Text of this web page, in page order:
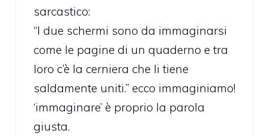
sarcastico:
“I due schermi sono da immaginarsi
come le pagine di un quaderno e tra
loro c’è la cerniera che li tiene
saldamente uniti.” ecco immaginiamo!
‘immaginare’ è proprio la parola
giusta.